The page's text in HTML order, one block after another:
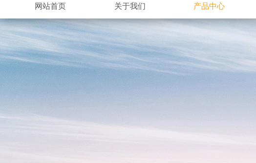
网站首页 关于我们 产品中心